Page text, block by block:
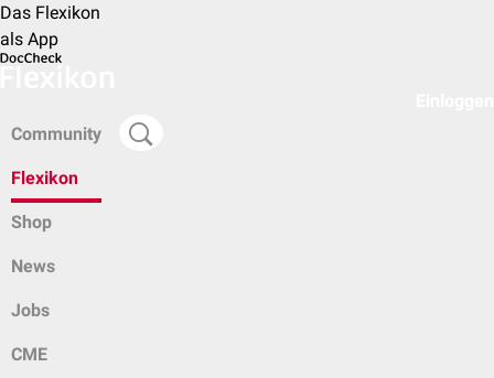
Das Flexikon
als App
Community
Flexikon
Shop
News
Jobs
CME